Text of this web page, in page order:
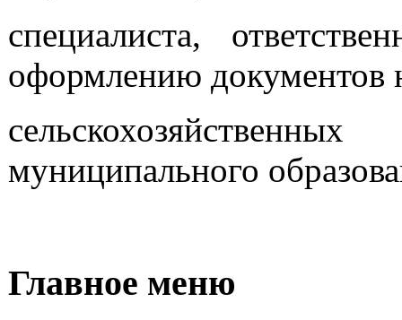
специалиста,
оформлению документов
муниципального
Главное меню